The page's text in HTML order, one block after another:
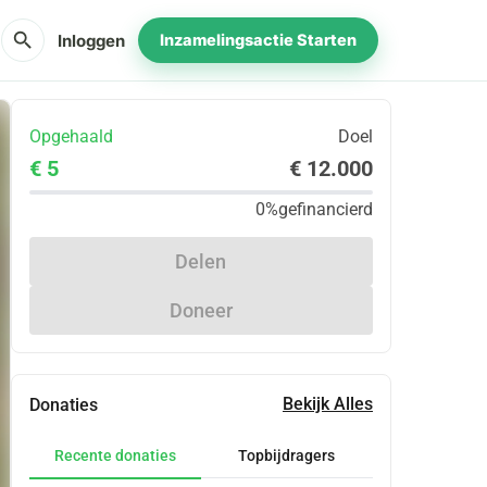
search Inloggen Inzamelingsactie Starten
Opgehaald Doel
€ 5 € 12.000
0%gefinancierd
Delen
Doneer
Donaties Bekijk Alles
Recente donaties Topbijdragers